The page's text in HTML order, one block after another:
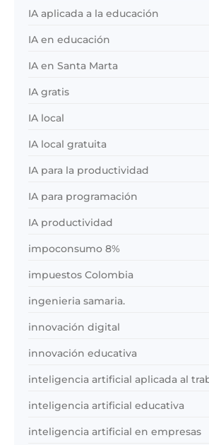
IA aplicada a la educación
IA en educación
IA en Santa Marta
IA gratis
IA local
IA local gratuita
IA para la productividad
IA para programación
IA productividad
impoconsumo 8%
impuestos Colombia
ingenieria samaria.
innovación digital
innovación educativa
inteligencia artificial aplicada al
inteligencia artificial educativa
inteligencia artificial en empresas